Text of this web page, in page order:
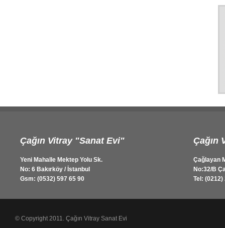
Çağın Vitray "Sanat Evi"
Yeni Mahalle Mektep Yolu Sk.
No: 6 Bakırköy / İstanbul
Gsm: (0532) 597 65 90
Çağın
Çağlayan
No:32/B
Tel: (0212)
© Copyright 2011. Çağın Vitray Sanat Evi